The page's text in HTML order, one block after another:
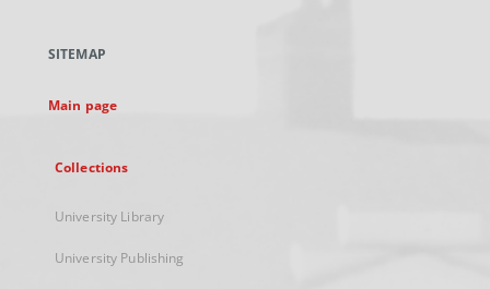
new
SITEMAP
Main page
Collections
University Library
University Publishing